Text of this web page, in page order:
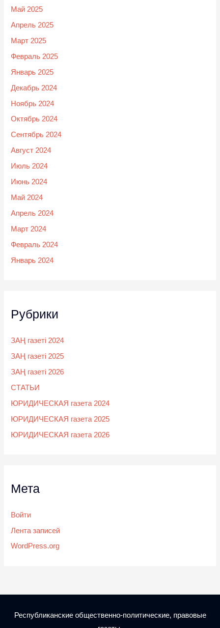
Май 2025
Апрель 2025
Март 2025
Февраль 2025
Январь 2025
Декабрь 2024
Ноябрь 2024
Октябрь 2024
Сентябрь 2024
Август 2024
Июль 2024
Июнь 2024
Май 2024
Апрель 2024
Март 2024
Февраль 2024
Январь 2024
Рубрики
ЗАҢ газеті 2024
ЗАҢ газеті 2025
ЗАҢ газеті 2026
СТАТЬИ
ЮРИДИЧЕСКАЯ газета 2024
ЮРИДИЧЕСКАЯ газета 2025
ЮРИДИЧЕСКАЯ газета 2026
Мета
Войти
Лента записей
WordPress.org
Республиканские общественно-политические, правовые